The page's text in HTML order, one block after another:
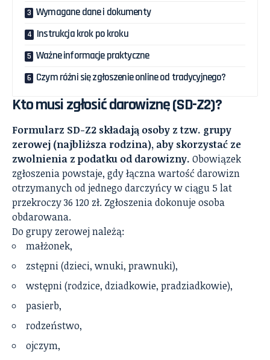
Wymagane dane i dokumenty
Instrukcja krok po kroku
Ważne informacje praktyczne
Czym różni się zgłoszenie online od tradycyjnego?
Kto musi zgłosić darowiznę (SD-Z2)?
Formularz SD-Z2 składają osoby z tzw. grupy
zerowej (najbliższa rodzina), aby skorzystać ze
zwolnienia z podatku od darowizny. Obowiązek
zgłoszenia powstaje, gdy łączna wartość darowizn
otrzymanych od jednego darczyńcy w ciągu 5 lat
przekroczy 36 120 zł. Zgłoszenia dokonuje osoba
obdarowana.
Do grupy zerowej należą:
małżonek,
zstępni (dzieci, wnuki, prawnuki),
wstępni (rodzice, dziadkowie, pradziadkowie),
pasierb,
rodzeństwo,
ojczym,